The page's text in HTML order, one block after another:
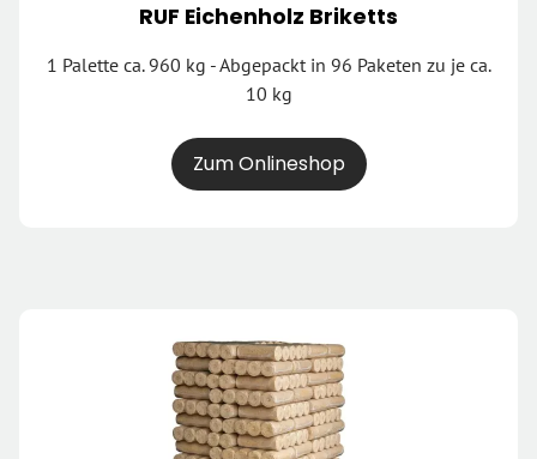
RUF Eichenholz Briketts
1 Palette ca. 960 kg - Abgepackt in 96 Paketen zu je ca.
10 kg
Zum Onlineshop